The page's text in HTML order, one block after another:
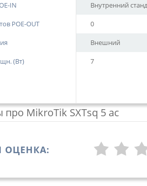
IN
POE-OUT
(Вт)
Внутренний
0
Внешний
7
MikroTik SXTsq 5 ac
ОЦЕНКА: